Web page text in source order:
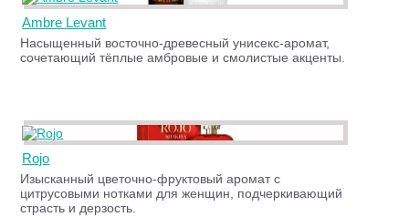
Ambre Levant
Насыщенный восточно-древесный унисекс-аромат,
сочетающий тёплые амбровые и смолистые акценты.
Rojo
Изысканный цветочно-фруктовый аромат с
цитрусовыми нотками для женщин, подчеркивающий
страсть и дерзость.